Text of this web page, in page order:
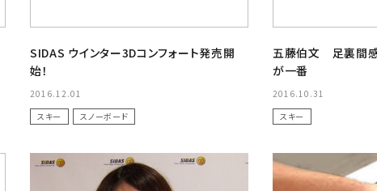
SIDAS ウインター3Dコンフォート発売開
始！
2016.12.01
スキー
スノーボード
五藤伯文 足裏間
が一番
2016.10.31
スキー